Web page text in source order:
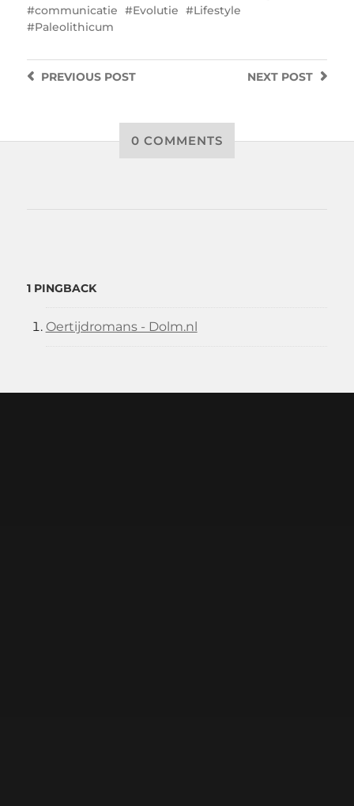
communicatie
Evolutie
Lifestyle
Paleolithicum
NEXT POST
PREVIOUSPOST
0 COMMENTS
1 PINGBACK
Oertijdromans - Dolm.nl